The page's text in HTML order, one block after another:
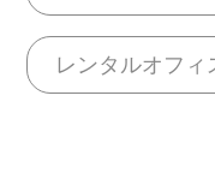
レンタルオフィ